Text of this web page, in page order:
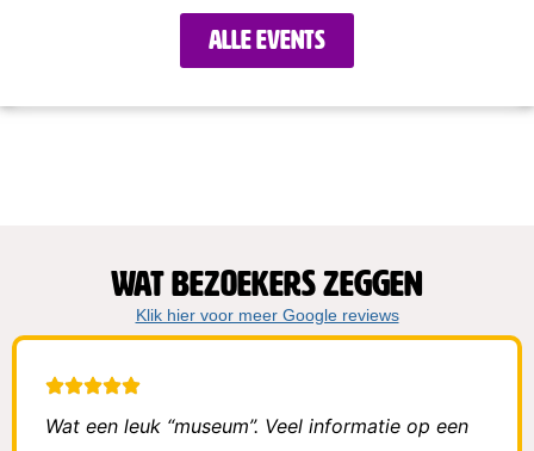
Alle events
Wat bezoekers zeggen
Klik hier voor meer Google reviews
Wat een leuk “museum”. Veel informatie op een